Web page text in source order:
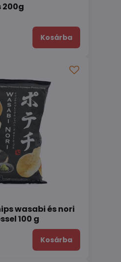
200g
Kosárba
wasabi és nori
100 g
Kosárba